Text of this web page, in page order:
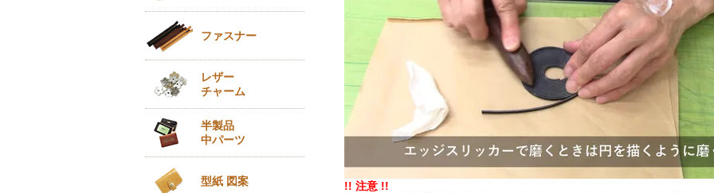
!! 注意 !!
ファスナー
レザー
チャーム
半製品
中パーツ
型紙 図案